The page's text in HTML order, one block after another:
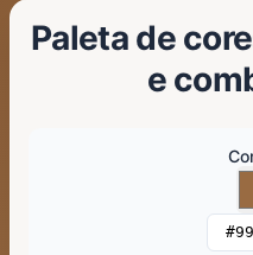
Paleta de
e